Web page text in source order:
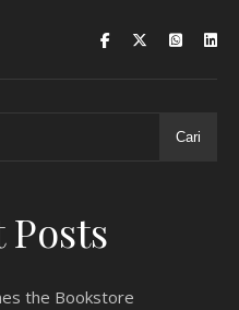
Cari
Posts
the Bookstore